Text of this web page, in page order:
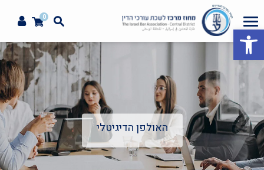
פתח סרגל נגישות
0
האולפן הדיגיטלי